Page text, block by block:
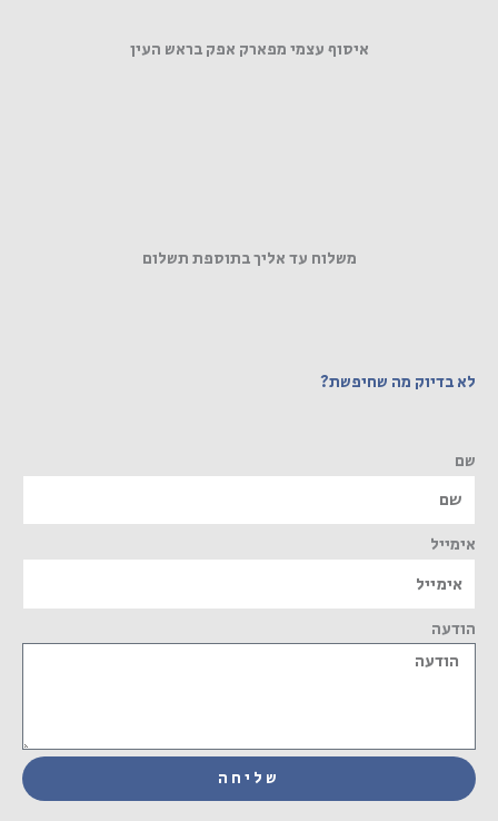
איסוף עצמי מפארק אפק בראש העין
משלוח עד אליך בתוספת תשלום
לא בדיוק מה שחיפשת?
שם
אימייל
הודעה
שליחה